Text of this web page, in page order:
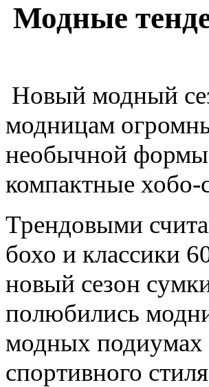
Модные
Новый модный
модницам
необычной
компактные хобо-
Трендовыми
бохо и классики
новый сезон
полюбились
модных подиумах
спортивного